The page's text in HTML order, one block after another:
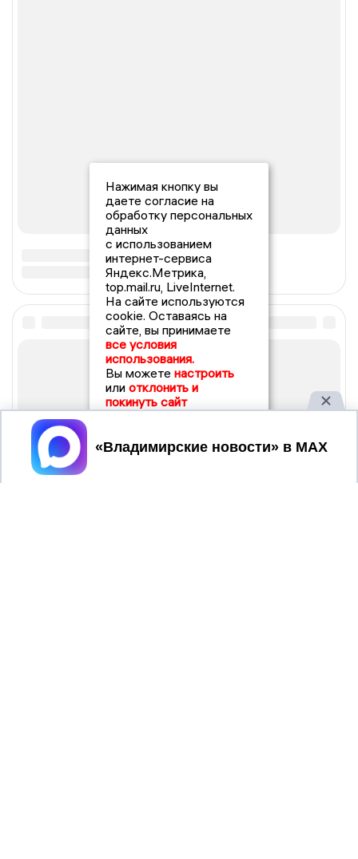
Нажимая кнопку вы
даете согласие на
обработку персональных
данных
с использованием
интернет-сервиса
Яндекс.Метрика,
top.mail.ru, LiveInternet.
На сайте используются
cookie. Оставаясь на
сайте, вы принимаете
все условия
использования.
Вы можете настроить
или отклонить и
покинуть сайт
Принять